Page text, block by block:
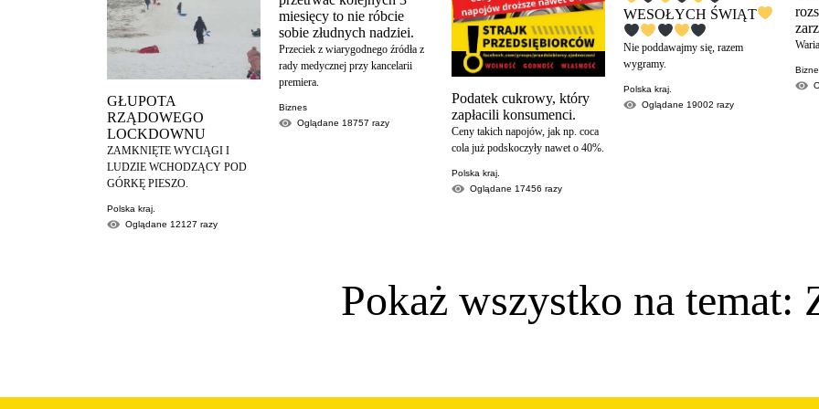
GŁUPOTA
RZĄDOWEGO
LOCKDOWNU
ZAMKNIĘTE WYCIĄGI I
LUDZIE WCHODZĄCY POD
GÓRKĘ PIESZO.
Polska kraj.
Oglądane 12127 razy
miesięcy to nie róbcie
sobie złudnych nadziei.
Przeciek z wiarygodnego źródła z
rady medycznej przy kancelarii
premiera.
Biznes
Oglądane 18757razy
Podatek cukrowy, który
zapłacili konsumenci.
Ceny takich napojów, jak np. coca
cola już podskoczyły nawet o 40%.
Polska kraj.
Oglądane 17456 razy
WESOŁYCH ŚWIĄT
Nie poddawajmy się, razem
wygramy.
Polska kraj.
Oglądane 19002 razy
Pokaż wszystko na temat: